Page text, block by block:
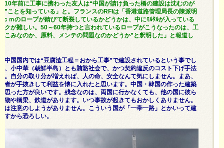
10年前に工事に携わった友人は“中国が請け負った橋の建設は沈むのが
”ことを知っている」と。フランスのRFIは「香港道路管理局長の陳派明
ｃｍのロープが錆びて断裂しているかどうかは、中にﾓﾙﾀﾙが入っている
クが難しい。50～60年持つと言われているロープがこうなったのは、工
こみなのか、原料、メンテの問題なのかどうか”と釈明した」と報道し
中国国内では“豆腐渣工程＝おから工事”で建設されているという事でし
、小中華（朝鮮半島）とも賄賂社会で、かつ契約違反のコスト下げ手法
。自分の取り分が増えれば、人の命、安全なんて気にしません。まあ、
者が手抜きして利益を懐に入れたと思います。中国・韓国の作った建築
思った方が良いです。残念なのは、両国に行かなくても、他の国に彼ら
物や橋梁、鉄道があります。いつ事故が起きてもおかしくありません。
は注意のしようがありません。こういう国が「一帯一路」とかいって建
すから恐ろしい。